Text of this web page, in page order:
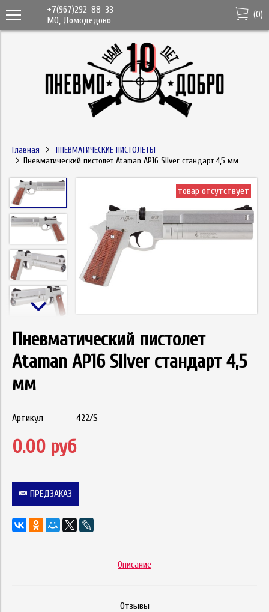
+7(967)292-88-33
МО, Домодедово
(0)
Главная
ПНЕВМАТИЧЕСКИЕ ПИСТОЛЕТЫ
Пневматический пистолет Ataman АР16 Silver стандарт 4,5 мм
товар отсутствует
Пневматический пистолет
Ataman АР16 Silver стандарт 4,5
мм
Артикул 422/S
0.00 руб
ПРЕДЗАКАЗ
Описание
Отзывы